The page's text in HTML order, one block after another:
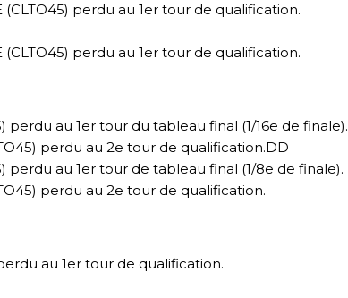
(CLTO45) perdu au 1er tour de qualification.
(CLTO45) perdu au 1er tour de qualification.
perdu au 1er tour du tableau final (1/16e de finale).
perdu au 2e tour de qualification.DD
perdu au 1er tour de tableau final (1/8e de finale).
perdu au 2e tour de qualification.
au 1er tour de qualification.